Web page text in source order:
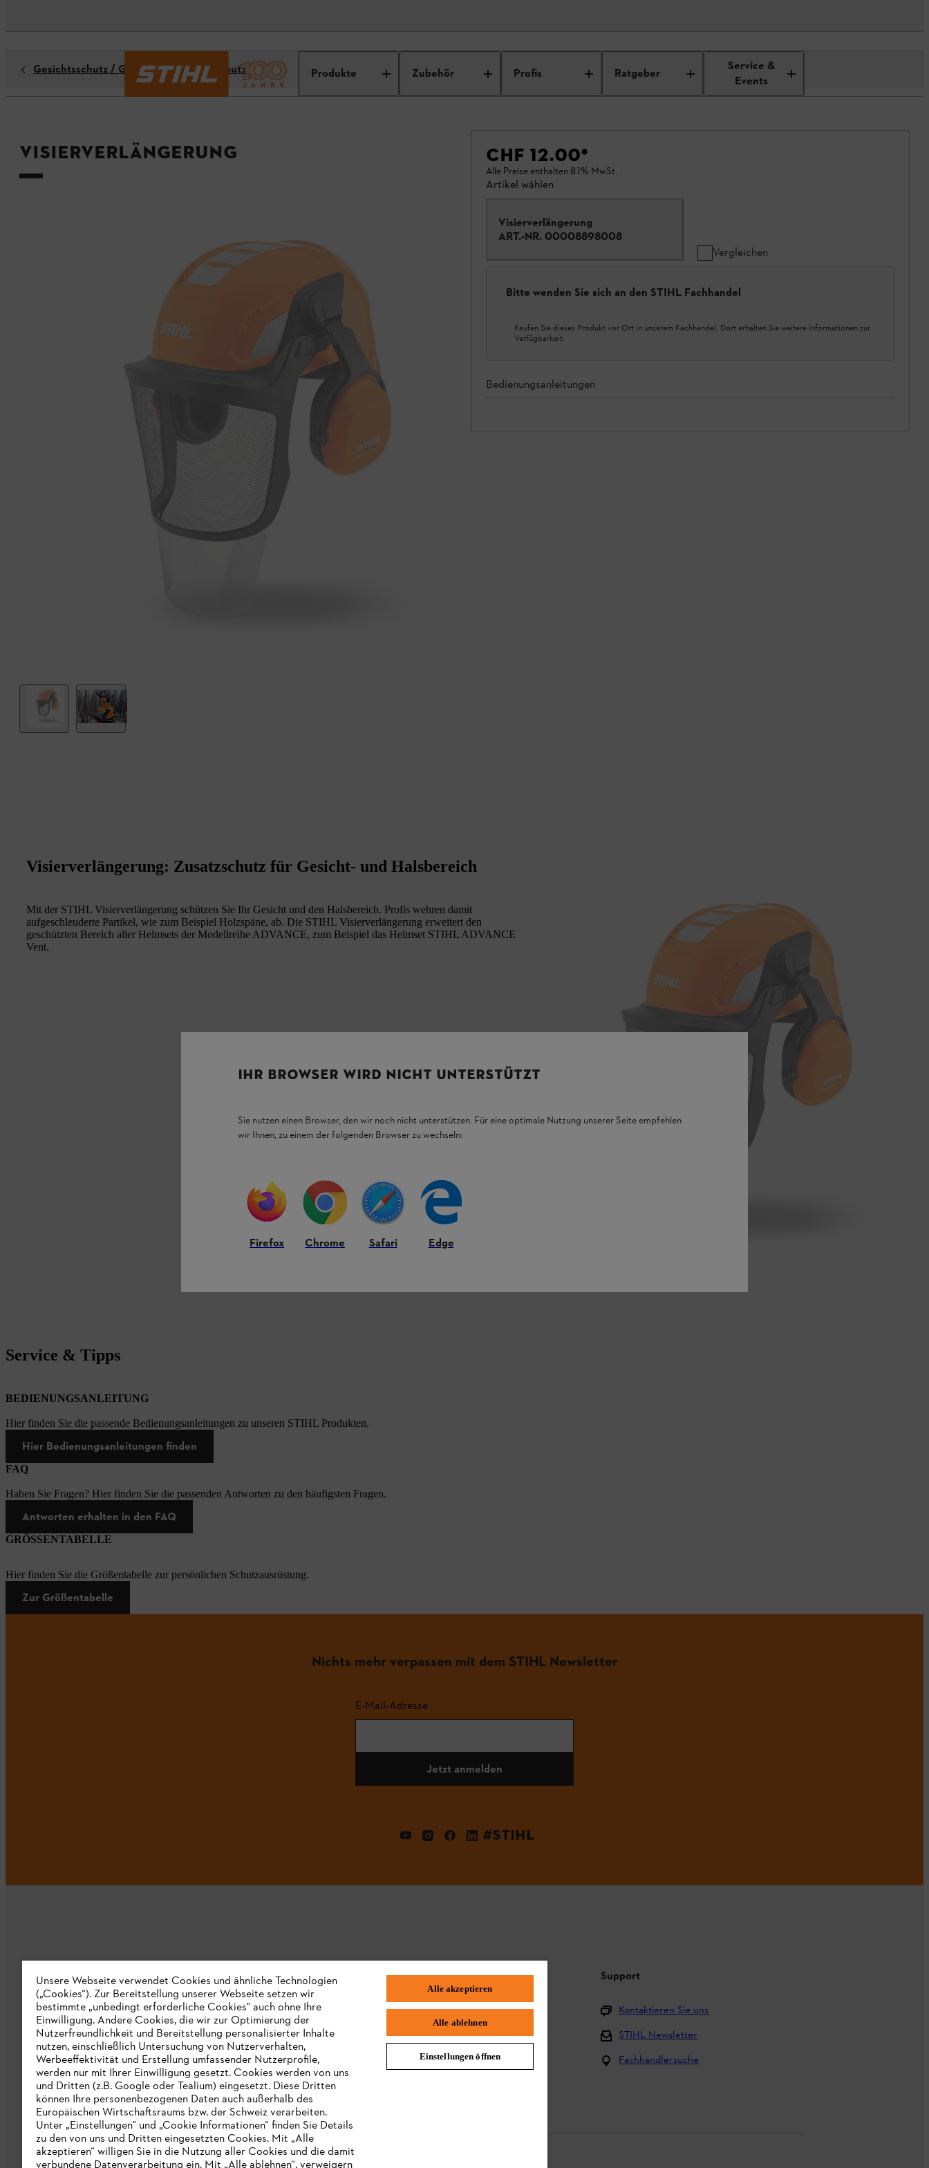
Produkte Zubehör Profis Ratgeber
Service &
Events
Gesichtsschutz / Gehörschutz / Kopfschutz
Visierverlängerung CHF 12.00*
Alle Preise enthalten 8.1% MwSt.
Artikel wählen
Visierverlängerung
ART.-NR. 00008898008
Vergleichen
Bitte wenden Sie sich an den STIHL Fachhandel
Kaufen Sie dieses Produkt vor Ort in unserem Fachhandel. Dort erhalten Sie weitere Informationen zur
Verfügbarkeit.
Bedienungsanleitungen
Visierverlängerung: Zusatzschutz für Gesicht- und Halsbereich
Mit der STIHL Visierverlängerung schützen Sie Ihr Gesicht und den Halsbereich. Profis wehren damit
aufgeschleuderte Partikel, wie zum Beispiel Holzspäne, ab. Die STIHL Visierverlängerung erweitert den
geschützten Bereich aller Helmsets der Modellreihe ADVANCE, zum Beispiel das Helmset STIHL ADVANCE
Vent.
Service & Tipps
BEDIENUNGSANLEITUNG
Hier finden Sie die passende Bedienungsanleitungen zu unseren STIHL Produkten.
Hier Bedienungsanleitungen finden
FAQ
Haben Sie Fragen? Hier finden Sie die passenden Antworten zu den häufigsten Fragen.
Antworten erhalten in den FAQ
GRÖSSENTABELLE
Hier finden Sie die Größentabelle zur persönlichen Schutzausrüstung.
Zur Größentabelle
Nichts mehr verpassen mit dem STIHL Newsletter
E-Mail-Adresse
Jetzt anmelden
#STIHL
Unternehmen
Über uns
Katalog
Informationen für Lieferanten
STIHL Hinweisgebersystem
Häufig gestellte Fragen
Sortiment
Batterien und elektrische Geräte
Bedienungsanleitungen
Support
Kontaktieren Sie uns
STIHL Newsletter
Fachhändlersuche
IHR BROWSER WIRD NICHT UNTERSTÜTZT
Sie nutzen einen Browser, den wir noch nicht unterstützen. Für eine optimale Nutzung unserer Seite empfehlen
wir Ihnen, zu einem der folgenden Browser zu wechseln:
Firefox Chrome Safari Edge
Unsere Webseite verwendet Cookies und ähnliche Technologien
(„Cookies“). Zur Bereitstellung unserer Webseite setzen wir
bestimmte „unbedingt erforderliche Cookies" auch ohne Ihre
Einwilligung. Andere Cookies, die wir zur Optimierung der
Nutzerfreundlichkeit und Bereitstellung personalisierter Inhalte
nutzen, einschließlich Untersuchung von Nutzerverhalten,
Werbeeffektivität und Erstellung umfassender Nutzerprofile,
werden nur mit Ihrer Einwilligung gesetzt. Cookies werden von uns
und Dritten (z.B. Google oder Tealium) eingesetzt. Diese Dritten
können Ihre personenbezogenen Daten auch außerhalb des
Europäischen Wirtschaftsraums bzw. der Schweiz verarbeiten.
Unter „Einstellungen" und „Cookie Informationen“ finden Sie Details
zu den von uns und Dritten eingesetzten Cookies. Mit „Alle
akzeptieren“ willigen Sie in die Nutzung aller Cookies und die damit
Alle akzeptieren
Alle ablehnen
Einstellungen öffnen